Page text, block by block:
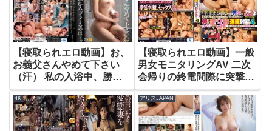
プ射精管理され続けた5日
間 森沢かな
【寝取られエロ動画】お、
お義父さんやめて下さい
（汗） 私の入浴中、勝手
にお風呂に入ってくるの
は…ッ！！ 都月るいさ
【寝取られエロ動画】一般
男女モニタリングAV 二次
会帰りの終電間際に突撃交
渉！友達同士の大人の男女
が中出し1発10万円の過激
ミッションに挑戦！ほろ酔
い若妻2人が既婚男性とラ
4K アリスJAPAN